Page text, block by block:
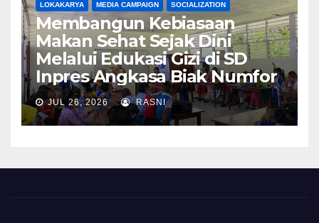
LOKAKARYA MEDIA CAMPAIGN SOCIALIZATION
Membangun Kebiasaan
Makan Sehat Sejak Dini
Melalui Edukasi Gizi di SD
Inpres Angkasa Biak Numfor
JUL 26, 2026 RASNI